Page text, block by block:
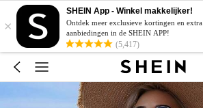
×
SHEIN App - Winkel makkelijker!
Ontdek meer exclusieve kortingen en extra
aanbiedingen in de SHEIN APP!
(5,417)